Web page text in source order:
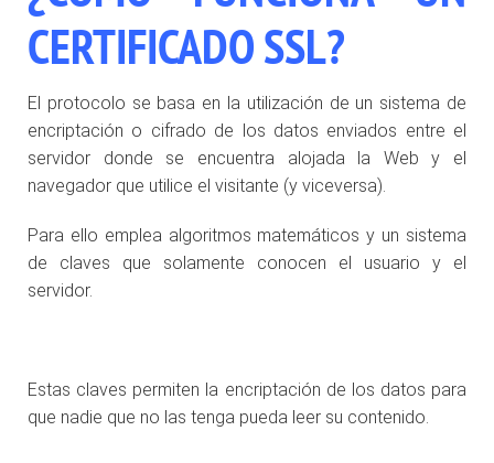
CERTIFICADO SSL?
El protocolo se basa en la utilización de un sistema de
encriptación o cifrado de los datos enviados entre el
servidor donde se encuentra alojada la Web y el
navegador que utilice el visitante (y viceversa).
Para ello emplea algoritmos matemáticos y un sistema
de claves que solamente conocen el usuario y el
servidor.
Estas claves permiten la encriptación de los datos para
que nadie que no las tenga pueda leer su contenido.